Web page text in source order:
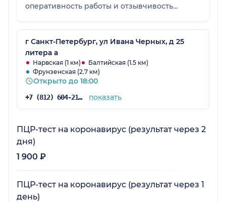
оперативность работы и отзывчивость
г Санкт-Петербург, ул Ивана Черных, д 25
литера а
Нарвская (1 км)
Балтийская (1.5 км)
Фрунзенская (2.7 км)
Открыто до 18:00
+7 (812) 604-21-03 показать
ПЦР-тест на коронавирус (результат через 2
дня)
1 900 ₽
ПЦР-тест на коронавирус (результат через 1
день)